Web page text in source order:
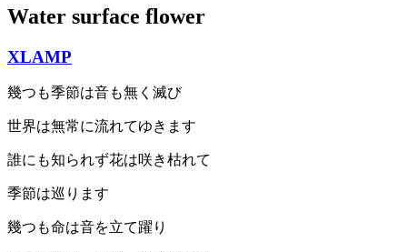
Water surface flower
XLAMP
幾つも季節は音も無く滅び
世界は無常に流れてゆきます
誰にも知られず花は咲き枯れて
季節は巡ります
幾つも命は音を立て躍り